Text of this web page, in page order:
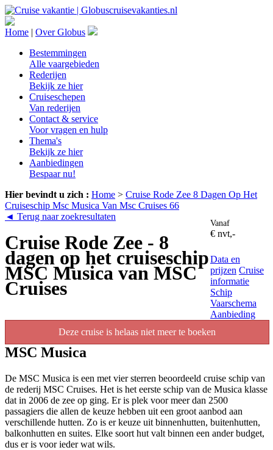
Home | Over Globus
Bestemmingen
Alle vaargebieden
Rederijen
Bekijk ze hier
Cruiseschepen
Van rederijen
Contact & service
Voor vragen en hulp
Thema's
Bekijk ze hier
Aanbiedingen
Bespaar nu!
Hier bevindt u zich : Home > Cruise Rode Zee 8 Dagen Op Het
Cruiseschip Msc Musica Van Msc Cruises 66
◄ Terug naar zoekresultaten
Cruise Rode Zee - 8
dagen op het cruiseschip
MSC Musica van MSC
Cruises
Vanaf
€ nvt,-
Data en
prijzen Cruise
informatie
Schip
Vaarschema
Aanbieding
Deze cruise is helaas niet meer te boeken
MSC Musica
De MSC Musica is een met vier sterren beoordeeld cruise schip van
de rederij MSC Cruises. Het is het eerste schip van de Musica klasse
dat in 2006 de zee op ging. Er is plek voor meer dan 2500
passagiers die allen de keuze hebben uit een groot aanbod aan
verschillende hutten. Zo is er keuze uit binnenhutten, buitenhutten,
balkonhutten en suites. Elke soort hut valt binnen een ander budget,
dus er is voor ieder wat wils.